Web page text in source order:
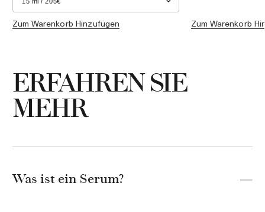
Zum Warenkorb Hinzufügen Zum Warenkorb
ERFAHREN SIE
MEHR
Was ist ein Serum?